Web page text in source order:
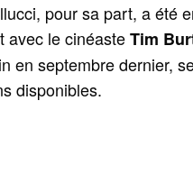
pour sa part, a été
avec le cinéasteTim
en septembre dernier,
disponibles.